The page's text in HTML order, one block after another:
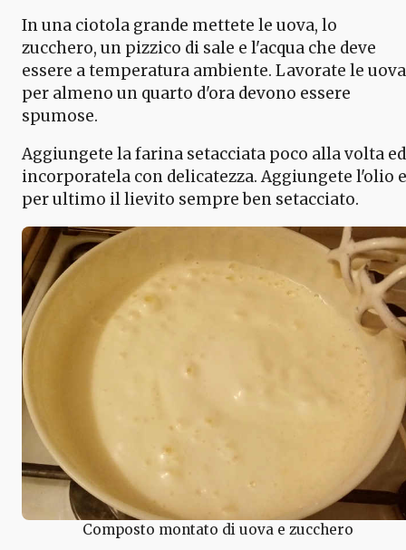
In una ciotola grande mettete le uova, lo
zucchero, un pizzico di sale e l'acqua che deve
essere a temperatura ambiente. Lavorate le uova
per almeno un quarto d'ora devono essere
spumose.
Aggiungete la farina setacciata poco alla volta ed
incorporatela con delicatezza. Aggiungete l'olio e
per ultimo il lievito sempre ben setacciato.
Composto montato di uova e zucchero